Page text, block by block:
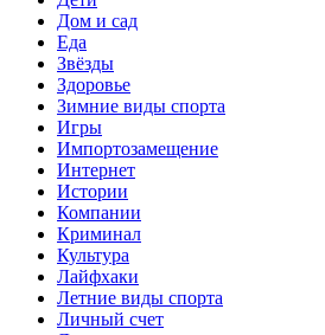
Дом и сад
Еда
Звёзды
Здоровье
Зимние виды спорта
Игры
Импортозамещение
Интернет
Истории
Компании
Криминал
Культура
Лайфхаки
Летние виды спорта
Личный счет